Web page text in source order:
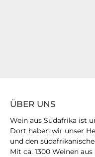
ÜBER UNS
Wein aus Südafrika ist
Dort haben wir unser
und den
Mit ca. 1300 Weinen aus